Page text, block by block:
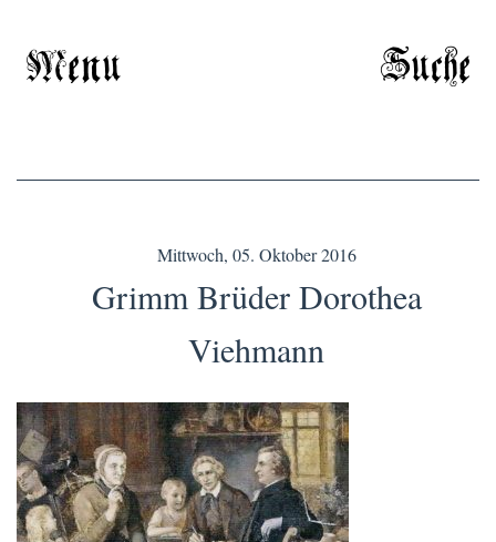
Menu Suche
Mittwoch, 05. Oktober 2016
Grimm Brüder Dorothea
Viehmann